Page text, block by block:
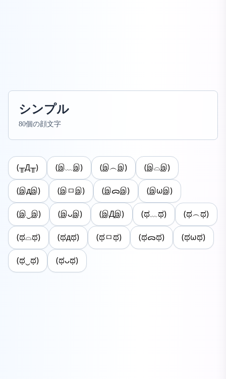
シンプル
80個の顔文字
(╥Д╥) (இ﹏இ) (இ︵இ) (இ⌓இ)
(இдஇ) (இㅁஇ) (இᯅஇ) (இωஇ)
(இ‿இ) (இᴗஇ) (இДஇ) (ಥ﹏ಥ) (ಥ︵ಥ)
(ಥ⌓ಥ) (ಥдಥ) (ಥㅁಥ) (ಥᯅಥ) (ಥωಥ)
(ಥ‿ಥ) (ಥᴗಥ)